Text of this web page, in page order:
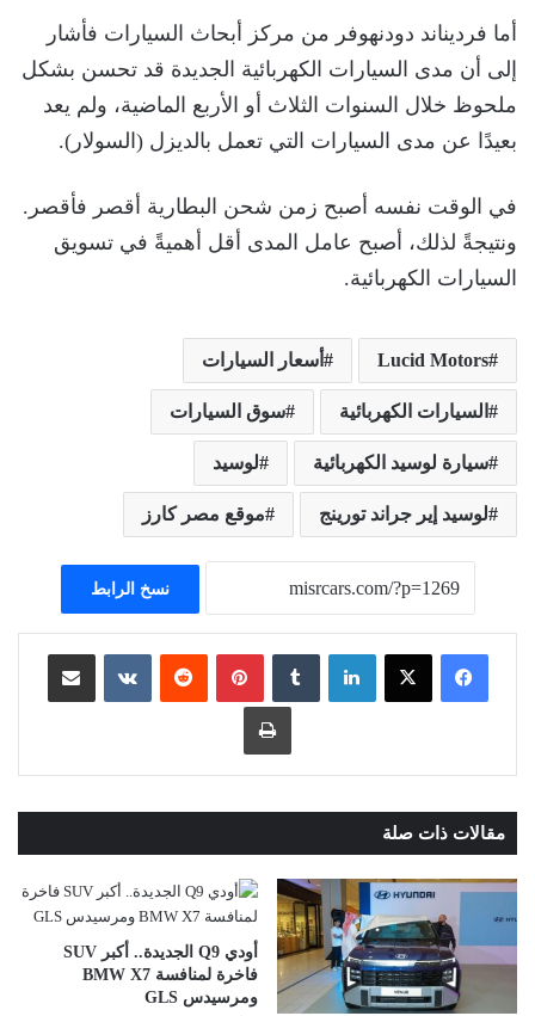
أما فرديناند دودنهوفر من مركز أبحاث السيارات فأشار
إلى أن مدى السيارات الكهربائية الجديدة قد تحسن بشكل
ملحوظ خلال السنوات الثلاث أو الأربع الماضية، ولم يعد
بعيدًا عن مدى السيارات التي تعمل بالديزل (السولار).
في الوقت نفسه أصبح زمن شحن البطارية أقصر فأقصر.
ونتيجةً لذلك، أصبح عامل المدى أقل أهميةً في تسويق
السيارات الكهربائية.
Lucid Motors أسعار السيارات
السيارات الكهربائية سوق السيارات
سيارة لوسيد الكهربائية لوسيد
لوسيد إير جراند تورينج موقع مصر كارز
نسخ الرابط
لينكدإن ‏Tumblr بينتيريست
‏Reddit
‏VKontakte مشاركة عبر البريد
طباعة
مقالات ذات صلة
أودي Q9 الجديدة.. أكبر SUV
فاخرة لمنافسة BMW X7
ومرسيدس GLS